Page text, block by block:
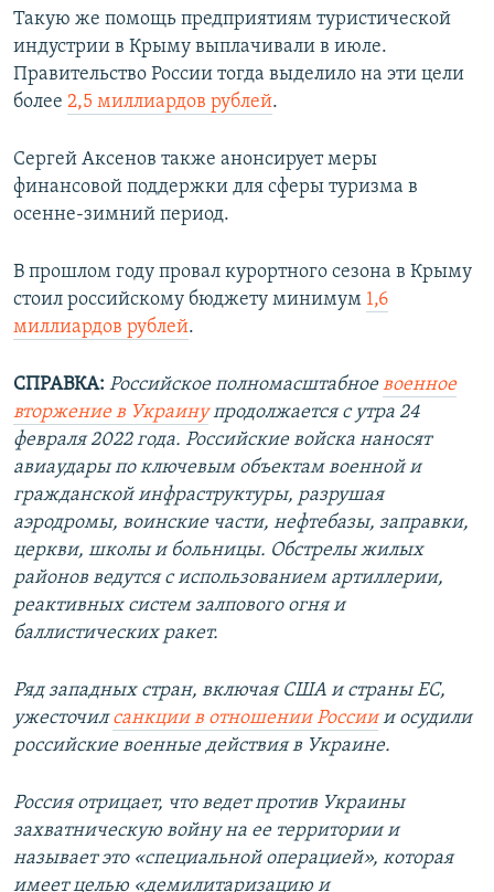
Такую же помощь предприятиям туристической
индустрии в Крыму выплачивали в июле.
Правительство России тогда выделило на эти цели
более 2,5 миллиардов рублей.
Сергей Аксенов также анонсирует меры
финансовой поддержки для сферы туризма в
осенне-зимний период.
В прошлом году провал курортного сезона в Крыму
стоил российскому бюджету минимум 1,6
миллиардов рублей.
СПРАВКА: Российское полномасштабноевоенное
вторжение в Украинупродолжается с утра 24
февраля 2022 года. Российские войска наносят
авиаудары по ключевым объектам военной и
гражданской инфраструктуры, разрушая
аэродромы, воинские части, нефтебазы, заправки,
церкви, школы и больницы. Обстрелы жилых
районов ведутся с использованием артиллерии,
реактивных систем залпового огня и
баллистических ракет.
Ряд западных стран, включая США и страны ЕС,
ужесточилсанкции в отношении Россиии осудили
российские военные действия в Украине.
Россия отрицает, что ведет против Украины
захватническую войну на ее территории и
называет это «специальной операцией», которая
имеет целью «демилитаризацию и